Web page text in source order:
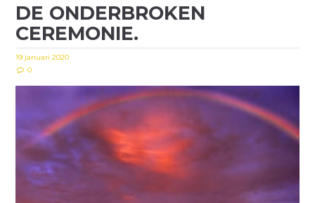
DE ONDERBROKEN
CEREMONIE.
19 januari 2020
0